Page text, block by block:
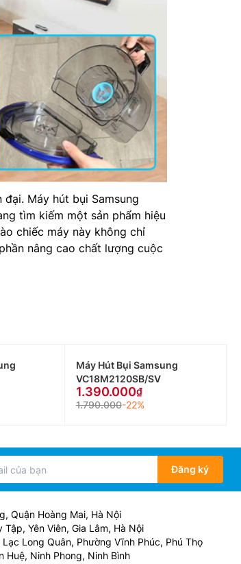
Máy hút bụi Samsung
tìm kiếm một sản phẩm hiệu
chiếc máy này không chỉ
nâng cao chất lượng cuộc
Máy Hút Bụi Samsung
VC18M2120SB/SV
1.390.000
1.790.000-22%
Đăng ký
Quận Hoàng Mai, Hà Nội
Yên Viên, Gia Lâm, Hà Nội
Long Quân, Phường Vĩnh Phúc, Phú Thọ
Huệ, Ninh Phong, Ninh Bình